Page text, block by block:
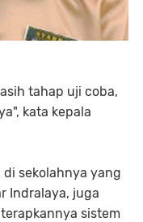
tahap uji coba,
kata kepala
sekolahnya yang
Indralaya, juga
sistem